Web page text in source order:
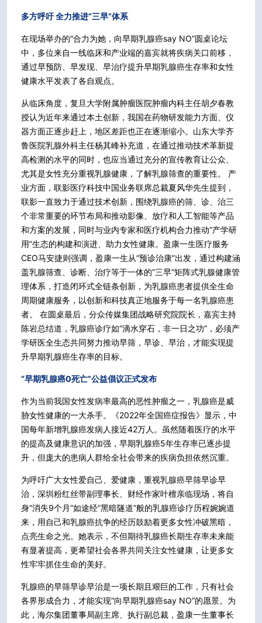
多方呼吁 全力推进“三早”体系
在现场举办的“合力为她，向早期乳腺癌say NO”圆桌论坛
中，多位来自一线临床和产业端的嘉宾就将疾病关口前移，
通过早预防、早发现、早治疗提升早期乳腺癌生存率和女性
健康水平发表了各自观点。
从临床角度，复旦大学附属肿瘤医院肿瘤内科主任胡夕春教
授认为近年来通过本土创新，我国在药物研发能力方面、仪
器方面正逐步赶上，地区差距也正在逐渐缩小。山东大学齐
鲁医院乳腺外科主任杨其峰补充道，在通过推动技术革新提
高检测的水平的同时，也应当通过充分的宣传教育让公众、
尤其是女性充分重视乳腺健康，了解乳腺筛查的重要性。 产
业方面，联影医疗科技中国业务联席总裁夏风华先生提到，
联影一直致力于通过技术创新，围绕乳腺癌的筛、诊、治三
个非常重要的环节布局和推动影像、放疗和人工智能等产品
和方案的发展，同时与业内专家和医疗机构合力推动“产学研
用”生态的构建和演进、助力女性健康。盈康一生医疗服务
CEO马安捷则强调，盈康一生从“预诊治康”出发，通过构建涵
盖乳腺筛查、诊断、治疗等于一体的“三早”矩阵式乳腺健康管
理体系，打造闭环式全链条创新，为乳腺癌患者提供全生命
周期健康服务，以创新和科技真正地服务于每一名乳腺癌患
者。 在圆桌最后，分众传媒集团战略研究院院长，嘉宾主持
陈岩总结道，乳腺癌诊疗如“滴水穿石，非一日之功”，必须产
学研医全生态共同努力推动早筛，早诊、早治，才能实现提
升早期乳腺癌生存率的目标。
“早期乳腺癌0死亡”公益倡议正式发布
作为当前我国女性发病率最高的恶性肿瘤之一，乳腺癌是威
胁女性健康的一大杀手。《2022年全国癌症报告》显示，中
国每年新增乳腺癌发病人接近42万人。虽然随着医疗的水平
的提高及健康意识的加强，早期乳腺癌5年生存率已逐步提
升，但庞大的患病人群给全社会带来的疾病负担依然沉重。
为呼吁广大女性爱自己、爱健康，重视乳腺癌早筛早诊早
治，深圳粉红丝带副理事长、财经作家叶檀亲临现场，将自
身“消失9个月”如途经“黑暗隧道”般的乳腺癌诊疗历程婉婉道
来，用自己和乳腺癌抗争的经历鼓励着更多女性冲破黑暗，
点亮生命之光。她表示，不但期待乳腺癌长期生存率未来能
有显著提高，更希望社会各界共同关注女性健康，让更多女
性牢牢抓住生命的美好。
乳腺癌的早筛早诊早治是一项长期且艰巨的工作，只有社会
各界形成合力，才能实现“向早期乳腺癌say NO”的愿景。为
此，海尔集团董事局副主席、执行副总裁，盈康一生董事长